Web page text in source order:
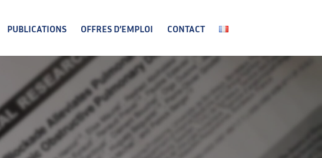
PUBLICATIONS OFFRES D’EMPLOI CONTACT